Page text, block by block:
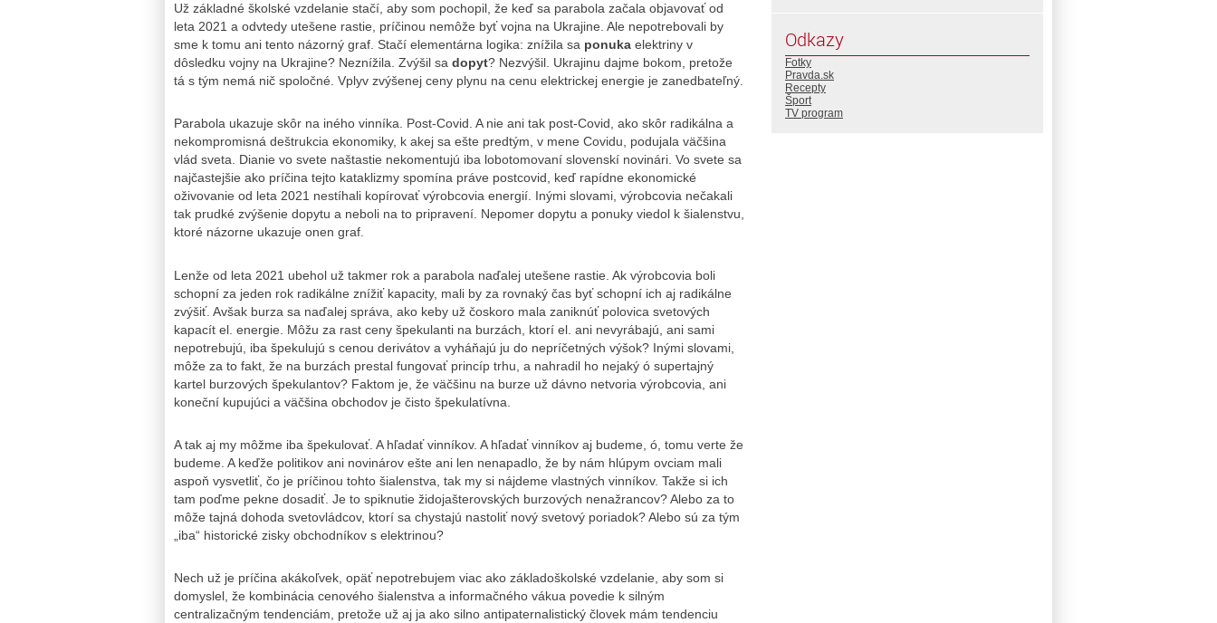
Už základné školské vzdelanie stačí, aby som pochopil, že keď sa parabola začala objavovať od
leta 2021 a odvtedy utešene rastie, príčinou nemôže byť vojna na Ukrajine. Ale nepotrebovali by
sme k tomu ani tento názorný graf. Stačí elementárna logika: znížila sa ponuka elektriny v
dôsledku vojny na Ukrajine? Neznížila. Zvýšil sa dopyt? Nezvýšil. Ukrajinu dajme bokom, pretože
tá s tým nemá nič spoločné. Vplyv zvýšenej ceny plynu na cenu elektrickej energie je zanedbateľný.
Parabola ukazuje skôr na iného vinníka. Post-Covid. A nie ani tak post-Covid, ako skôr radikálna a
nekompromisná deštrukcia ekonomiky, k akej sa ešte predtým, v mene Covidu, podujala väčšina
vlád sveta. Dianie vo svete naštastie nekomentujú iba lobotomovaní slovenskí novinári. Vo svete sa
najčastejšie ako príčina tejto kataklizmy spomína práve postcovid, keď rapídne ekonomické
oživovanie od leta 2021 nestíhali kopírovať výrobcovia energií. Inými slovami, výrobcovia nečakali
tak prudké zvýšenie dopytu a neboli na to pripravení. Nepomer dopytu a ponuky viedol k šialenstvu,
ktoré názorne ukazuje onen graf.
Lenže od leta 2021 ubehol už takmer rok a parabola naďalej utešene rastie. Ak výrobcovia boli
schopní za jeden rok radikálne znížiť kapacity, mali by za rovnaký čas byť schopní ich aj radikálne
zvýšiť. Avšak burza sa naďalej správa, ako keby už čoskoro mala zaniknúť polovica svetových
kapacít el. energie. Môžu za rast ceny špekulanti na burzách, ktorí el. ani nevyrábajú, ani sami
nepotrebujú, iba špekulujú s cenou derivátov a vyháňajú ju do nepríčetných výšok? Inými slovami,
môže za to fakt, že na burzách prestal fungovať princíp trhu, a nahradil ho nejaký ó supertajný
kartel burzových špekulantov? Faktom je, že väčšinu na burze už dávno netvoria výrobcovia, ani
koneční kupujúci a väčšina obchodov je čisto špekulatívna.
A tak aj my môžme iba špekulovať. A hľadať vinníkov. A hľadať vinníkov aj budeme, ó, tomu verte že
budeme. A keďže politikov ani novinárov ešte ani len nenapadlo, že by nám hlúpym ovciam mali
aspoň vysvetliť, čo je príčinou tohto šialenstva, tak my si nájdeme vlastných vinníkov. Takže si ich
tam poďme pekne dosadiť. Je to spiknutie židojašterovských burzových nenažrancov? Alebo za to
môže tajná dohoda svetovládcov, ktorí sa chystajú nastoliť nový svetový poriadok? Alebo sú za tým
„iba“ historické zisky obchodníkov s elektrinou?
Nech už je príčina akákoľvek, opäť nepotrebujem viac ako základoškolské vzdelanie, aby som si
domyslel, že kombinácia cenového šialenstva a informačného vákua povedie k silným
centralizačným tendenciám, pretože už aj ja ako silno antipaternalistický človek mám tendenciu
Odkazy
Fotky
Pravda.sk
Recepty
Šport
TV program